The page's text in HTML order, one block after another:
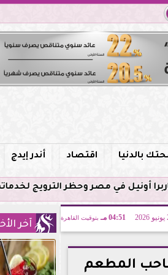
بالدنيا اقتصاد أندر إيدج
وحظر الترويج لخدماتها الصحية
04:51 مـ بتوقيت القاهرة
المطعم
آخر